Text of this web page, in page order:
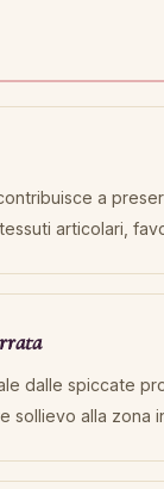
a
articolari,
dalle spiccate
sollievo alla zona